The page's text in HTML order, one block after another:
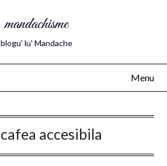
mandachisme
blogu' lu' Mandache
Menu
cafea accesibila